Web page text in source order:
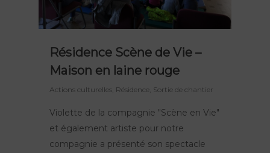
Résidence Scène de Vie –
Maison en laine rouge
Actions culturelles Résidence Sortie de chantier
Violette de la compagnie "Scène en Vie"
et également artiste pour notre
compagnie a présenté son spectacle